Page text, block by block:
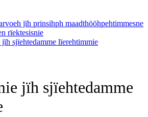
jïh prinsihph maadthööhpehtimmesne
rïektesisnie
sjïehtedamme lïerehtimmie
jïh sjïehtedamme